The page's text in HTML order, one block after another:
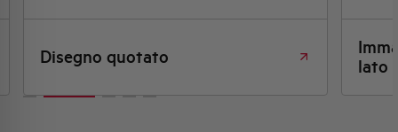
Disegno quotato
lato